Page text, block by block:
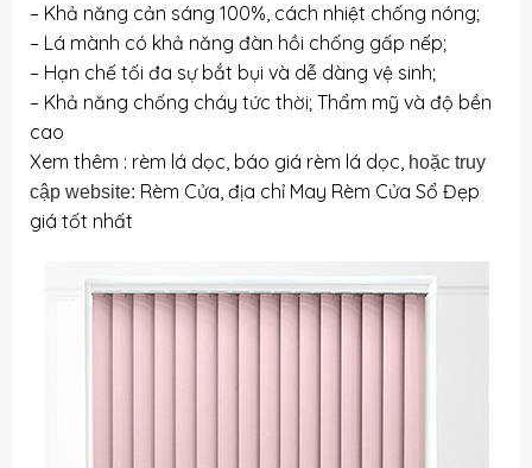
– Khả năng cản sáng 100%, cách nhiệt chống nóng;
– Lá mành có khả năng đàn hồi chống gấp nếp;
– Hạn chế tối đa sự bắt bụi và dễ dàng vệ sinh;
– Khả năng chống cháy tức thời; Thẩm mỹ và độ bền
cao
Xem thêm : rèm lá dọc, báo giá rèm lá dọc, hoặc truy
cập website: Rèm Cửa, địa chỉ May Rèm Cửa Sổ Đẹp
giá tốt nhất